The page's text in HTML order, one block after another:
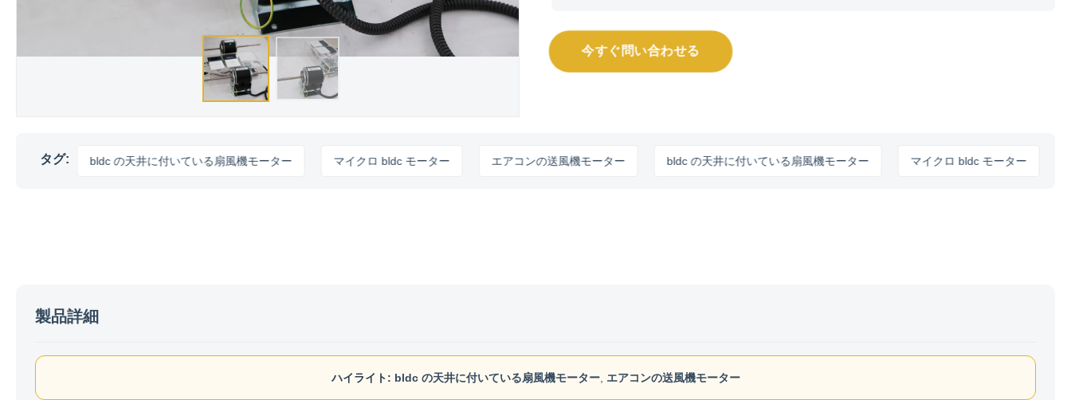
今すぐ問い合わせる
タグ:bldc の天井に付いている扇風機モーター マイクロ bldc モーター エアコンの送風機モーター bldc の天井に付いている扇風機モーター マイクロ bldc モーター
製品詳細
ハイライト: bldc の天井に付いている扇風機モーター, エアコンの送風機モーター